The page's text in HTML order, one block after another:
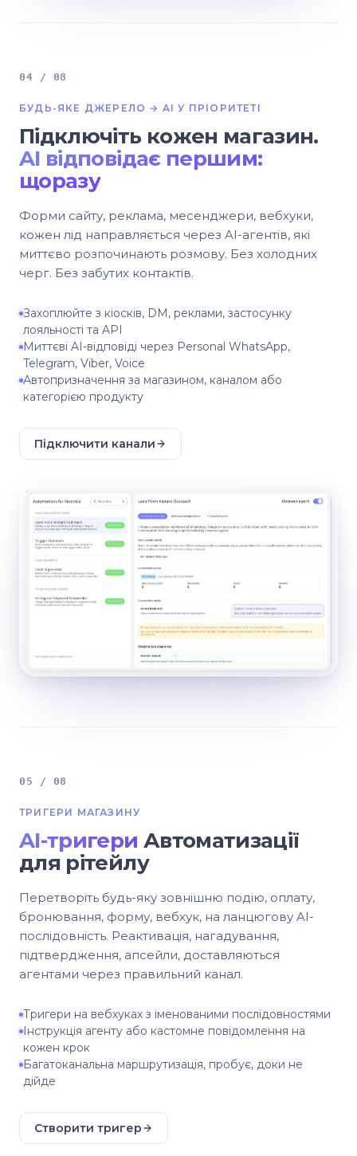
04 / 08
БУДЬ-ЯКЕ ДЖЕРЕЛО → AI У ПРІОРИТЕТІ
Підключіть кожен магазин.
AI відповідає першим:
щоразу
Форми сайту, реклама, месенджери, вебхуки,
кожен лід направляється через AI-агентів, які
миттєво розпочинають розмову. Без холодних
черг. Без забутих контактів.
Захоплюйте з кіосків, DM, реклами, застосунку
лояльності та API
Миттєві AI-відповіді через Personal WhatsApp,
Telegram, Viber, Voice
Автопризначення за магазином, каналом або
категорією продукту
Підключити канали
05 / 08
ТРИГЕРИ МАГАЗИНУ
AI-тригери Автоматизації
для рітейлу
Перетворіть будь-яку зовнішню подію, оплату,
бронювання, форму, вебхук, на ланцюгову AI-
послідовність. Реактивація, нагадування,
підтвердження, апсейли, доставляються
агентами через правильний канал.
Тригери на вебхуках з іменованими послідовностями
Інструкція агенту або кастомне повідомлення на
кожен крок
Багатоканальна маршрутизація, пробує, доки не
дійде
Створити тригер